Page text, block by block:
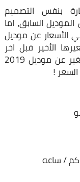
بنفس التصميم
السابق، اما
الأسعار عن موديل
الأخير قبل اخر
تخفيض، وبما ان السياره تأتي بدون اي تغير عن موديل 2019
!